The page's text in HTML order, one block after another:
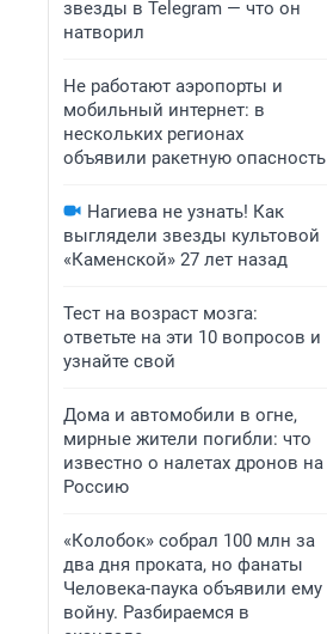
звезды в Telegram — что он
натворил
Не работают аэропорты и
мобильный интернет: в
нескольких регионах
объявили ракетную опасность
Нагиева не узнать! Как
выглядели звезды культовой
«Каменской» 27 лет назад
Тест на возраст мозга:
ответьте на эти 10 вопросов и
узнайте свой
Дома и автомобили в огне,
мирные жители погибли: что
известно о налетах дронов на
Россию
«Колобок» собрал 100 млн за
два дня проката, но фанаты
Человека-паука объявили ему
войну. Разбираемся в